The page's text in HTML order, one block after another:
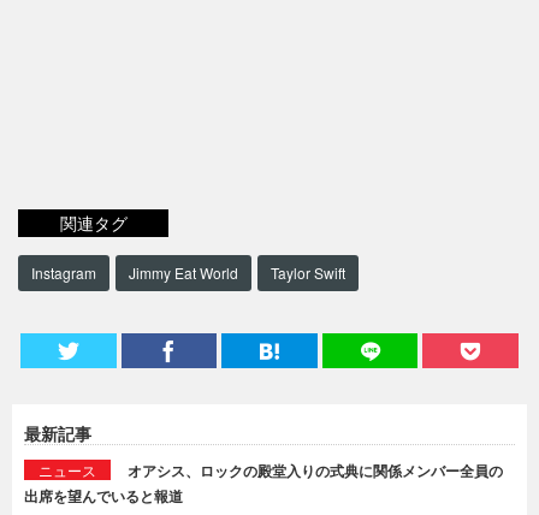
関連タグ
Instagram Jimmy Eat World Taylor Swift
最新記事
ニュース
オアシス、ロックの殿堂入りの式典に関係メンバー全員の
出席を望んでいると報道